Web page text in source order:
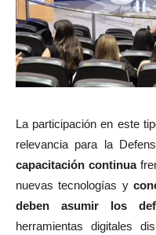
La participación en este
relevancia para la
capacitación continua
nuevas tecnologías y
deben asumir los
herramientas digitales